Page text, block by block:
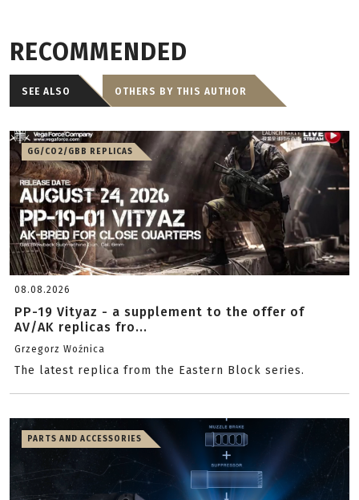
RECOMMENDED
SEE ALSO OTHERS BY THIS AUTHOR
GG/CO2/GBB REPLICAS
08.08.2026
PP-19 Vityaz - a supplement to the offer of
AV/AK replicas fro...
Grzegorz Woźnica
The latest replica from the Eastern Block series.
PARTS AND ACCESSORIES